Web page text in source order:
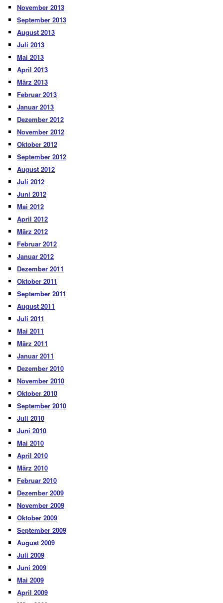
November 2013
September 2013
August 2013
Juli 2013
Mai 2013
April 2013
März 2013
Februar 2013
Januar 2013
Dezember 2012
November 2012
Oktober 2012
September 2012
August 2012
Juli 2012
Juni 2012
Mai 2012
April 2012
März 2012
Februar 2012
Januar 2012
Dezember 2011
Oktober 2011
September 2011
August 2011
Juli 2011
Mai 2011
März 2011
Januar 2011
Dezember 2010
November 2010
Oktober 2010
September 2010
Juli 2010
Juni 2010
Mai 2010
April 2010
März 2010
Februar 2010
Dezember 2009
November 2009
Oktober 2009
September 2009
August 2009
Juli 2009
Juni 2009
Mai 2009
April 2009